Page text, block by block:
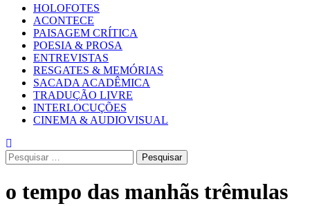
Primary
Menu
HOLOFOTES
ACONTECE
PAISAGEM CRÍTICA
POESIA & PROSA
ENTREVISTAS
RESGATES & MEMÓRIAS
SACADA ACADÊMICA
TRADUÇÃO LIVRE
INTERLOCUÇÕES
CINEMA & AUDIOVISUAL
Pesquisar
por:
o tempo das manhãs trêmulas